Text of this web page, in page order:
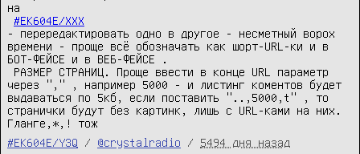
на
#EK604E/XXX
- перередактировать одно в другое - несметный ворох
времени - проще всё обозначать как шорт-URL-ки и в
БОТ-ФЕЙСЕ и в ВЕБ-ФЕЙСЕ .
через "," , например 5000 - и листинг коментов будет
выдаваться по 5кб, если поставить "..,5000,t" , то
странички будут без картинк, лишь с URL-ками на них.
Гланге,*,! тож
#EK604E/Y3Q
/ @crystalradio / 5494 дня назад